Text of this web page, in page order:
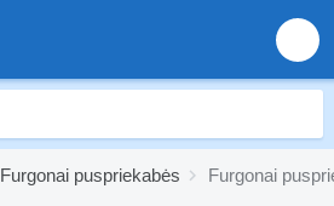
Furgonai puspriekabės Furgonai